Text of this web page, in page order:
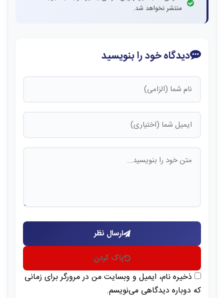
منتشر نخواهد شد.
دیدگاه خود را بنویسید
ارسال نظر
پاک کردن
ذخیره نام، ایمیل و وبسایت من در مرورگر برای زمانی
که دوباره دیدگاهی می‌نویسم.